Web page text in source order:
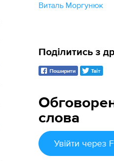
Виталь Моргунюк
слова
Увійти через
Поділитись з
Поширити Твіт